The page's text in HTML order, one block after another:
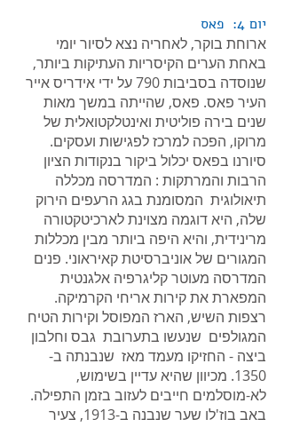
יום 4: פאס
ארוחת בוקר, לאחריה נצא לסיור יומי
באחת הערים הקיסריות העתיקות ביותר,
שנוסדה בסביבות 790 על ידי אידריס אייר
העיר פאס. פאס, שהייתה במשך מאות
שנים בירה פוליטית ואינטלקטואלית של
מרוקו, הפכה למרכז לפגישות ועסקים.
סיורנו בפאס יכלול ביקור בנקודות הציון
הרבות והמרתקות : המדרסה מכללה
תיאולוגית המסומנת בגג הרעפים הירוק
שלה, היא דוגמה מצוינת לארכיטקטורה
מרינידית, והיא היפה ביותר מבין מכללות
המגורים של אוניברסיטת קאיראוני. פנים
המדרסה מעוטר קליגרפיה אלגנטית
המפארת את קירות אריחי הקרמיקה.
רצפות השיש, הארז המפוסל וקירות הטיח
המגולפים שנעשו בתערובת גבס וחלבון
ביצה - החזיקו מעמד מאז שנבנתה ב-
1350. מכיוון שהיא עדיין בשימוש,
לא-מוסלמים חייבים לעזוב בזמן התפילה.
באב בוז'לו שער שנבנה ב-1913, צעיר